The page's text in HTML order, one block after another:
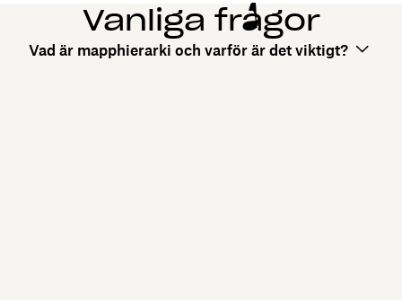
Vanliga frågor
Vad är mapphierarki och varför är det viktigt?